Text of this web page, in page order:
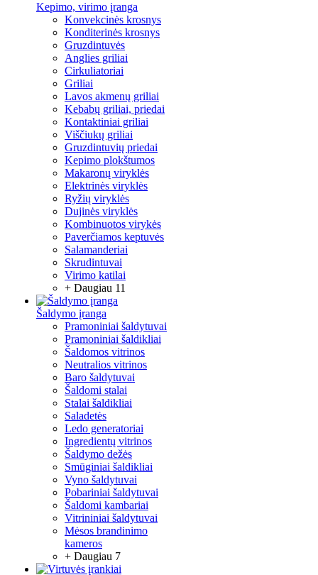
Kepimo, virimo įranga
Konvekcinės krosnys
Konditerinės krosnys
Gruzdintuvės
Anglies griliai
Cirkuliatoriai
Griliai
Lavos akmenų griliai
Kebabų griliai, priedai
Kontaktiniai griliai
Viščiukų griliai
Gruzdintuvių priedai
Kepimo plokštumos
Makaronų viryklės
Elektrinės viryklės
Ryžių viryklės
Dujinės viryklės
Kombinuotos virykės
Paverčiamos keptuvės
Salamanderiai
Skrudintuvai
Virimo katilai
+ Daugiau 11
Šaldymo įranga
Pramoniniai šaldytuvai
Pramoniniai šaldikliai
Šaldomos vitrinos
Neutralios vitrinos
Baro šaldytuvai
Šaldomi stalai
Stalai šaldikliai
Saladetės
Ledo generatoriai
Ingredientų vitrinos
Šaldymo dežės
Smūginiai šaldikliai
Vyno šaldytuvai
Pobariniai šaldytuvai
Šaldomi kambariai
Vitrininiai šaldytuvai
Mėsos brandinimo
kameros
+ Daugiau 7